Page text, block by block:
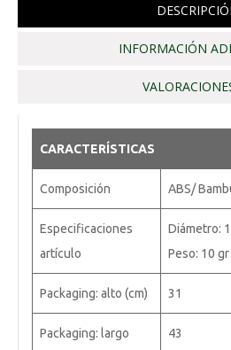
INFORMACIÓN
CARACTERÍSTICAS
Composición ABS/
Especificaciones
artículo
Diámetro: 1
Peso: 10 gr
Packaging: alto (cm) 31
Packaging: largo
43